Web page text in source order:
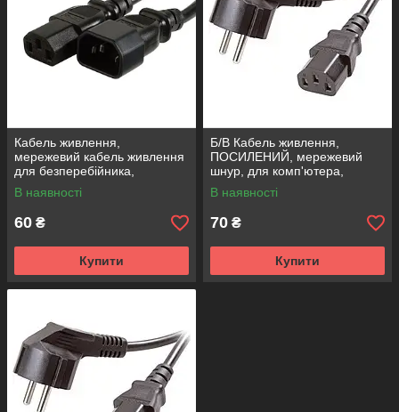
Кабель живлення,
мережевий кабель живлення
для безперебійника,
подовжувач кабеля живлення
ПК
В наявності
60 ₴
Купити
Б/В Кабель живлення,
ПОСИЛЕНИЙ, мережевий
шнур, для комп'ютера,
монітора 220V
В наявності
70 ₴
Купити